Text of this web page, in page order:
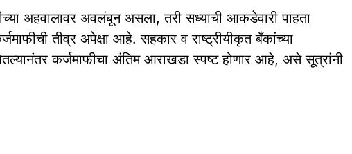
अहवालावर अवलंबून असला, तरी सध्याची आकडेवारी पाहता
तीव्र अपेक्षा आहे. सहकार व राष्ट्रीयीकृत बँकांच्या
कर्जमाफीचा अंतिम आराखडा स्पष्ट होणार आहे, असे सूत्रांनी